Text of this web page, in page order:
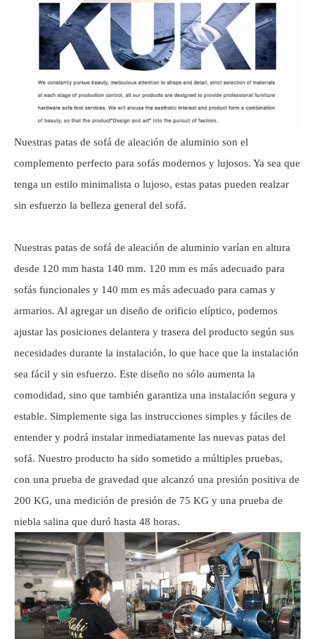
Nuestras patas de sofá de aleación de aluminio son el
complemento perfecto para sofás modernos y lujosos. Ya sea que
tenga un estilo minimalista o lujoso, estas patas pueden realzar
sin esfuerzo la belleza general del sofá.
Nuestras patas de sofá de aleación de aluminio varían en altura
desde 120 mm hasta 140 mm. 120 mm es más adecuado para
sofás funcionales y 140 mm es más adecuado para camas y
armarios. Al agregar un diseño de orificio elíptico, podemos
ajustar las posiciones delantera y trasera del producto según sus
necesidades durante la instalación, lo que hace que la instalación
sea fácil y sin esfuerzo. Este diseño no sólo aumenta la
comodidad, sino que también garantiza una instalación segura y
estable. Simplemente siga las instrucciones simples y fáciles de
entender y podrá instalar inmediatamente las nuevas patas del
sofá. Nuestro producto ha sido sometido a múltiples pruebas,
con una prueba de gravedad que alcanzó una presión positiva de
200 KG, una medición de presión de 75 KG y una prueba de
niebla salina que duró hasta 48 horas.